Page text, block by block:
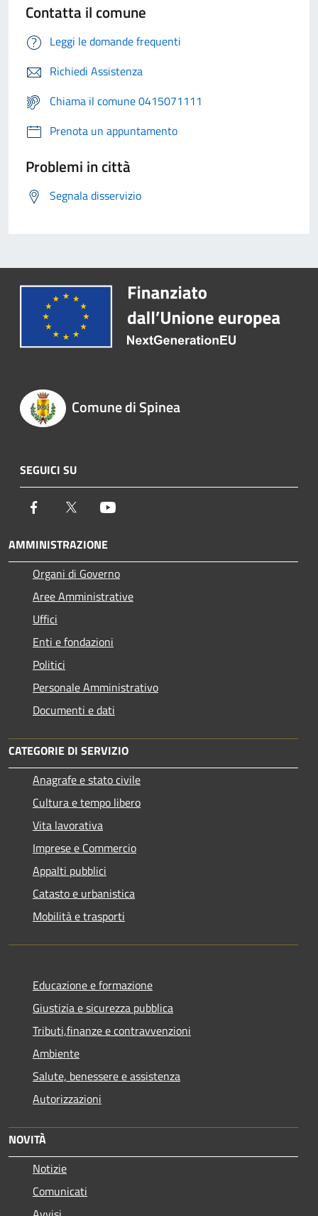
Contatta il comune
Leggi le domande frequenti
Richiedi Assistenza
Chiama il comune 0415071111
Prenota un appuntamento
Problemi in città
Segnala disservizio
Comune di Spinea
SEGUICI SU
Facebook Twitter
AMMINISTRAZIONE
Organi di Governo
Aree Amministrative
Uffici
Enti e fondazioni
Politici
Personale Amministrativo
Documenti e dati
CATEGORIE DI SERVIZIO
Anagrafe e stato civile
Cultura e tempo libero
Vita lavorativa
Imprese e Commercio
Appalti pubblici
Catasto e urbanistica
Mobilità e trasporti
Educazione e formazione
Giustizia e sicurezza pubblica
Tributi,finanze e contravvenzioni
Ambiente
Salute, benessere e assistenza
Autorizzazioni
NOVITÀ
Notizie
Comunicati